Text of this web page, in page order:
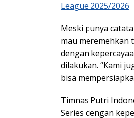
League 2025/2026
Meski punya
mau meremehkan
dengan
dilakukan. “Kami
bisa
Timnas Putri
Series dengan